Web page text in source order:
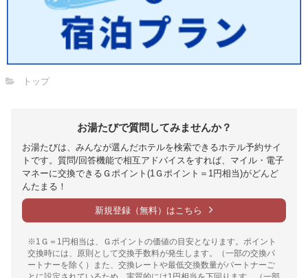
トップ
お湯たびで質問してみませんか？
お湯たびは、みんなが選んだホテルを検索できるホテル予約サイ
トです。質問/回答機能で相互アドバイスをすれば、マイル・電子
マネーに交換できるＧポイント(1Ｇポイント＝1円相当)がどんど
んたまる！
新規登録（無料）はこちら
※1Ｇ＝1円相当は、Ｇポイントの価値の目安となります。ポイント
交換時には、原則として交換手数料が発生します。（一部の交換パ
ートナーを除く）また、交換レートや最低交換数量がパートナーご